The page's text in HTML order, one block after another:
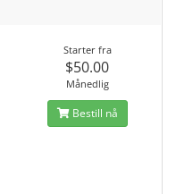
Starter fra
$50.00
Månedlig
Bestill nå